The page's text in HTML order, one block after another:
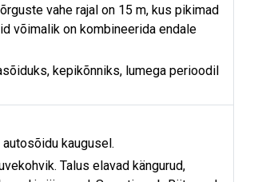
vahe rajal on 15 m, kus pikimad
võimalik on kombineerida endale
kepikõnniks, lumega perioodil
kaugusel.
Talus elavad kängurud,